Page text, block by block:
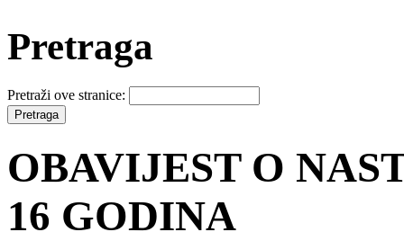
Pretraga
Pretraži ove stranice:
OBAVIJEST O
16 GODINA